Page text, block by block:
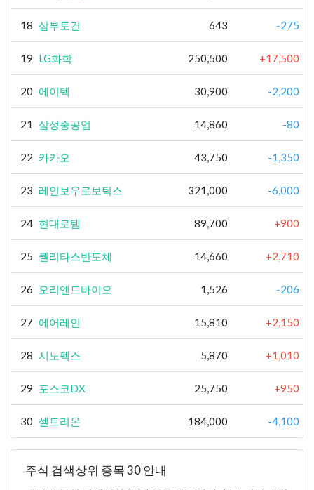
18 삼부토건 643 -275
19 LG화학 250,500 +17,500
20 에이텍 30,900 -2,200
21 삼성중공업 14,860 -80
22 카카오 43,750 -1,350
23 레인보우로보틱스 321,000 -6,000
24 현대로템 89,700 +900
25 퀄리타스반도체 14,660 +2,710
26 오리엔트바이오 1,526 -206
27 에어레인 15,810 +2,150
28 시노펙스 5,870 +1,010
29 포스코DX 25,750 +950
30 셀트리온 184,000 -4,100
주식 검색상위 종목 30 안내